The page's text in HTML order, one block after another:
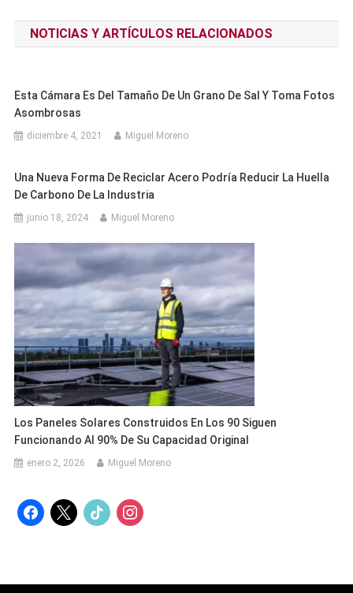
de
entradas
NOTICIAS Y ARTÍCULOS RELACIONADOS
Esta Cámara Es Del Tamaño De Un Grano De Sal Y Toma Fotos
Asombrosas
diciembre 4, 2021 Miguel Moreno
Una Nueva Forma De Reciclar Acero Podría Reducir La Huella
De Carbono De La Industria
junio 18, 2024 Miguel Moreno
Los Paneles Solares Construidos En Los 90 Siguen
Funcionando Al 90% De Su Capacidad Original
enero 2, 2026 Miguel Moreno
facebook
x tiktok instagram